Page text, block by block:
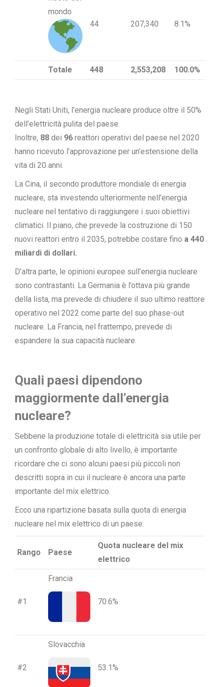
mondo
44
207,340 8.1%
Totale 448 2,553,208 100.0%
Negli Stati Uniti, l’energia nucleare produce oltre il 50%
dell’elettricità pulita del paese.
Inoltre, 88 dei 96 reattori operativi del paese nel 2020
hanno ricevuto l’approvazione per un’estensione della
vita di 20 anni.
La Cina, il secondo produttore mondiale di energia
nucleare, sta investendo ulteriormente nell’energia
nucleare nel tentativo di raggiungere i suoi obiettivi
climatici. Il piano, che prevede la costruzione di 150
nuovi reattori entro il 2035, potrebbe costare fino a 440
miliardi di dollari.
D’altra parte, le opinioni europee sull’energia nucleare
sono contrastanti. La Germania è l’ottava più grande
della lista, ma prevede di chiudere il suo ultimo reattore
operativo nel 2022 come parte del suo phase-out
nucleare. La Francia, nel frattempo, prevede di
espandere la sua capacità nucleare.
Quali paesi dipendono
maggiormente dall’energia
nucleare?
Sebbene la produzione totale di elettricità sia utile per
un confronto globale di alto livello, è importante
ricordare che ci sono alcuni paesi più piccoli non
descritti sopra in cui il nucleare è ancora una parte
importante del mix elettrico.
Ecco una ripartizione basata sulla quota di energia
nucleare nel mix elettrico di un paese:
Rango Paese
Quota nucleare del mix
elettrico
#1
Francia
70.6%
#2
Slovacchia
53.1%